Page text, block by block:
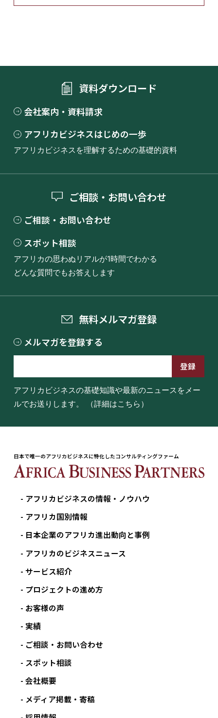
資料ダウンロード
会社案内・資料請求
アフリカビジネスはじめの一歩
アフリカビジネスを理解するための基礎的資料
ご相談・お問い合わせ
ご相談・お問い合わせ
スポット相談
アフリカの思わぬリアルが1時間でわかる
どんな質問でもお答えします
無料メルマガ登録
メルマガを登録する
アフリカビジネスの基礎知識や最新のニュースをメー
ルでお送りします。
（詳細はこちら）
日本で唯一のアフリカビジネスに特化したコンサルティングファーム
アフリカビジネスの情報・ノウハウ
アフリカ国別情報
日本企業のアフリカ進出動向と事例
アフリカのビジネスニュース
サービス紹介
プロジェクトの進め方
お客様の声
実績
ご相談・お問い合わせ
スポット相談
会社概要
メディア掲載・寄稿